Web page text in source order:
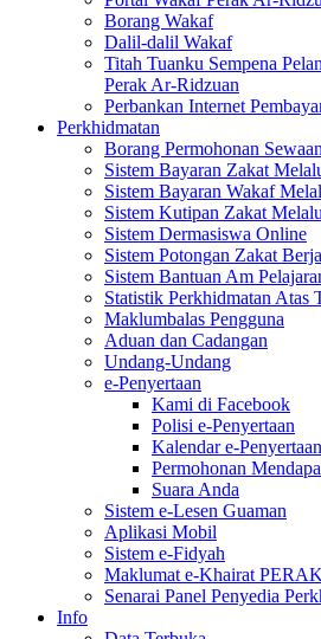
Borang Wakaf
Dalil-dalil Wakaf
Titah Tuanku Sempena
Perak Ar-Ridzuan
Perbankan Internet
Perkhidmatan
Borang Permohonan
Sistem Bayaran Zakat
Sistem Bayaran Wakaf
Sistem Kutipan Zakat
Sistem Dermasiswa Online
Sistem Potongan Zakat
Sistem Bantuan Am
Statistik Perkhidmatan Atas
Maklumbalas Pengguna
Aduan dan Cadangan
Undang-Undang
e-Penyertaan
Kami di Facebook
Polisi e-Penyertaan
Kalendar e-Penyertaan
Permohonan
Suara Anda
Sistem e-Lesen Guaman
Aplikasi Mobil
Sistem e-Fidyah
Maklumat e-Khairat
Senarai Panel Penyedia
Info